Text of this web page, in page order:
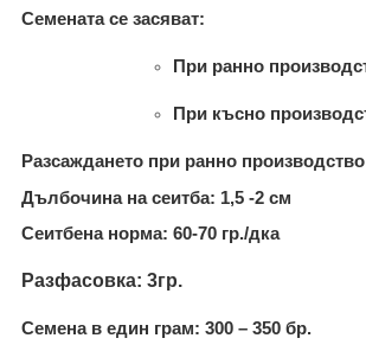
Семената се засяват:
При ранно
При късно
Разсаждането при ранно
Дълбочина на сеитба: 1,5 -2 см
Сеитбена норма: 60-70 гр./дка
Разфасовка: 3гр.
Семена в един грам: 300 – 350 бр.